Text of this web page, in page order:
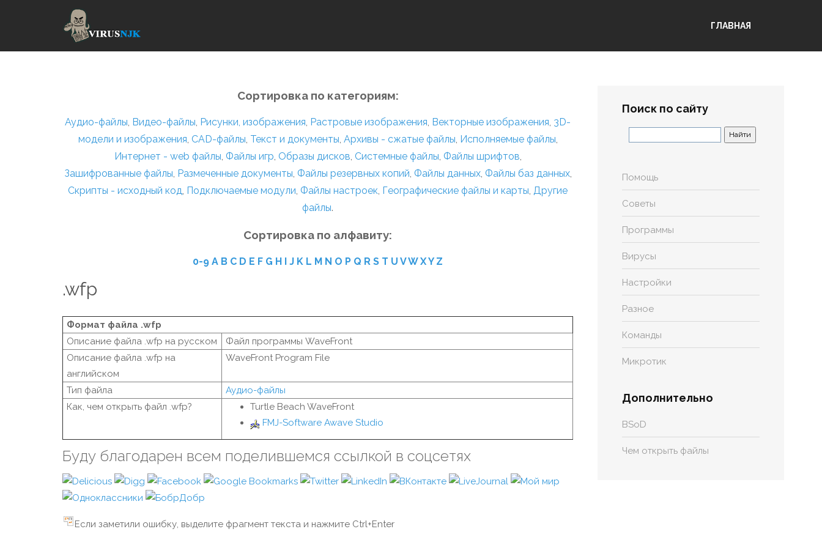
ГЛАВНАЯ
Сортировка по категориям:
Аудио-файлы, Видео-файлы, Рисунки, изображения, Растровые изображения, Векторные изображения, 3D-
модели и изображения, CAD-файлы, Текст и документы, Архивы - сжатые файлы, Исполняемые файлы,
Интернет - web файлы, Файлы игр, Образы дисков, Системные файлы, Файлы шрифтов,
Зашифрованные файлы, Размеченные документы, Файлы резервных копий, Файлы данных, Файлы баз данных,
Скрипты - исходный код, Подключаемые модули, Файлы настроек, Географические файлы и карты, Другие
файлы.
Сортировка по алфавиту:
0-9 A B C D E F G H I J K L M N O P Q R S T U VW XY Z
.wfp
Формат файла .wfp
Описание файла .wfp на русском
Файл программы WaveFront
Описание файла .wfp на
английском
WaveFront Program File
Тип файла
Аудио-файлы
Как, чем открыть файл .wfp?
Turtle Beach WaveFront
FMJ-Software Awave Studio
Буду благодарен всем поделившемся ссылкой в соцсетях
Если заметили ошибку, выделите фрагмент текста и нажмите Ctrl+Enter
Поиск по сайту
Помощь
Советы
Программы
Вирусы
Настройки
Разное
Команды
Микротик
Дополнительно
BSoD
Чем открыть файлы